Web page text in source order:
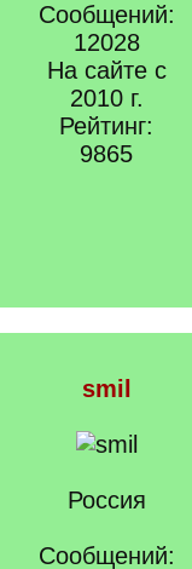
Сообщений:
12028
На сайте с
2010 г.
Рейтинг:
9865
smil
Россия
Сообщений: